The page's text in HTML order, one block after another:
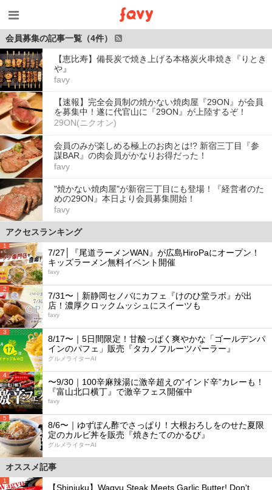
会員募集の記事一覧（4件）
【恵比寿】備長炭で焼き上げる本格炭火串焼き『りとき
や』
favy
【速報】完全会員制の焼かない焼肉屋『29ON』が会員
を募集中！遂に代官山に『29ON』が上陸するぞ！
29ON(ニクオン)
会員のみが楽しめる極上のお肉とは!? 新宿三丁目『参
謀BAR』の肉会員がかなりお得だった！
favy
"焼かない焼肉屋"が新宿三丁目にも登場！『経営者のた
めの29ON』本日より会員募集開始！
favy
アクセスランキング
1
7/27│『尾道ラーメンWAN』が広島HiroPaにオープン！
キッズラーメン無料イベント開催
favy
2
7/31〜｜新静岡セノバにカフェ『けのひ堂ラボ』が出
店！濃厚クロックムッシュにスイーツも
favy
3
8/17〜｜5日間限定！甘酸っぱく爽やかな「ゴールデンパ
インのパフェ」販売『タカノフルーツパーラー』
グルメライターAI
4
〜9/30｜100辛麻辣湯に激辛超えの“インド辛”カレーも！
『富山北口横丁』で激辛フェス開催中
favy
5
8/6〜｜ゆずぽん酢でさっぱり！大根おろしをのせた夏限
定のカルビ丼を販売『焼きたてのかるび』
グルメライターAI
オススメ記事
1
【Shinjuku】Wagyu Steak Meets Garlic Butter! Don't